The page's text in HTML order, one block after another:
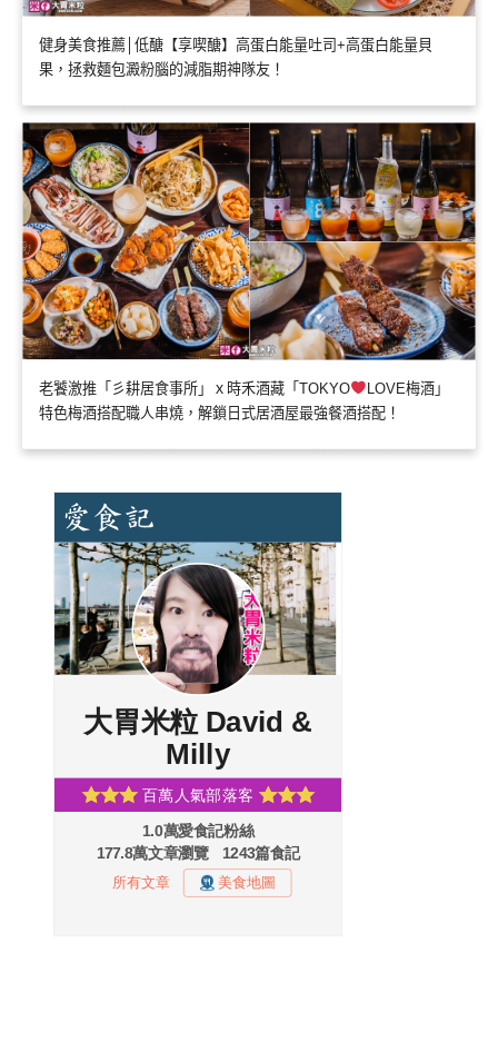
健身美食推薦│低醣【享喫醣】高蛋白能量吐司+高蛋白能量貝
果，拯救麵包澱粉腦的減脂期神隊友！
老饕激推「彡耕居食事所」ｘ時禾酒藏「TOKYO
LOVE梅酒」
特色梅酒搭配職人串燒，解鎖日式居酒屋最強餐酒搭配！